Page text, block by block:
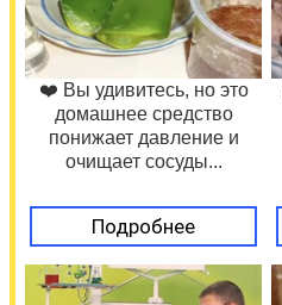
❤️ Вы удивитесь, но это
домашнее средство
понижает давление и
очищает сосуды...
Подробнее